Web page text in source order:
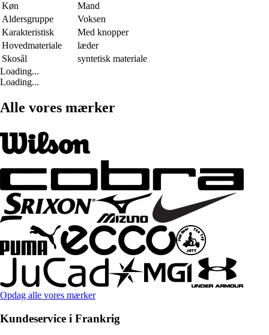
Køn
Mand
Aldersgruppe
Voksen
Karakteristisk
Med knopper
Hovedmateriale
læder
Skosål
syntetisk materiale
Loading...
Loading...
Alle vores mærker
Opdag alle vores mærker
Kundeservice i Frankrig